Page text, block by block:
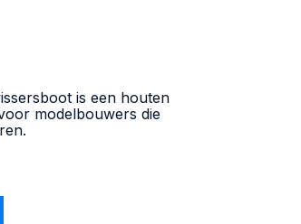
is een houten
modelbouwers die